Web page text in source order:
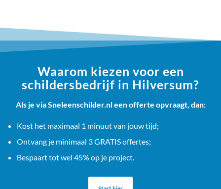
Waarom kiezen voor een
schildersbedrijf in Hilversum?
Als je via Sneleenschilder.nl een offerte opvraagt, dan:
Kost het maximaal 1 minuut van jouw tijd;
Ontvang je minimaal 3 GRATIS offertes;
Bespaart tot wel 45% op je project.